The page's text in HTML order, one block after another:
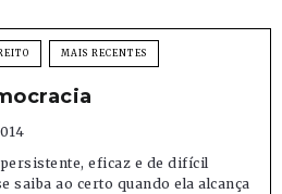
MAIS RECENTES
eficaz e de difícil
saiba ao certo quando ela alcança